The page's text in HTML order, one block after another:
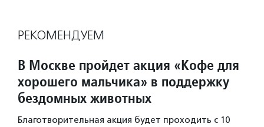
РЕКОМЕНДУЕМ
В Москве пройдет акция «Кофе для
хорошего мальчика» в поддержку
бездомных животных
Благотворительная акция будет проходить с 10